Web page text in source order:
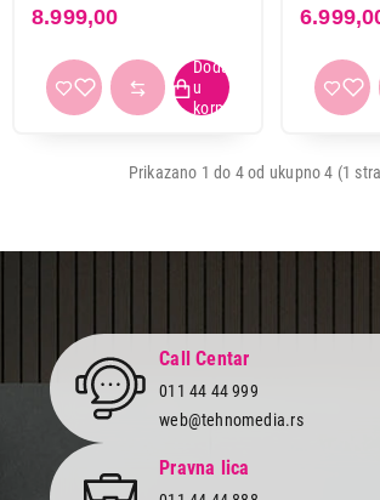
8.999,00
Prikazano 1 do 4 od ukupno 4 (1
Cena
Cena od
BLENDERI
Cecotec Power Black Titanium
Call Centar
011 44 44 999
web@tehnomedia.rs
Pravna lica